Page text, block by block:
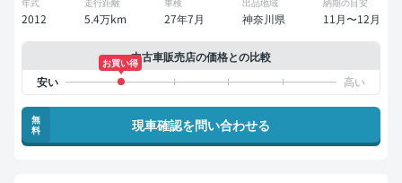
2012 5.4万km 27年7月 神奈川県 11月〜12月
中古車販売店の価格との比較
お買い得
無
料
現車確認を問い合わせる